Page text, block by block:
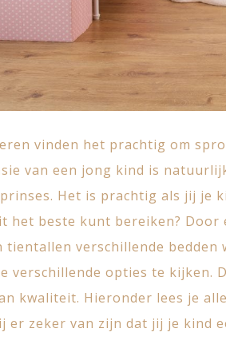
vinden het prachtig om
van een jong kind is
Het is prachtig als jij je
het beste kunt bereiken? Door
tientallen verschillende
verschillende opties te kijken.
kwaliteit. Hieronder lees je
er zeker van zijn dat jij je kind